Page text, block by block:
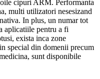
cipuri ARM. Performanta
multi utilizatori nesesizand
In plus, un numar tot
aplicatiile pentru a fi
exista inca zone
special din domenii precum
sunt disponibile